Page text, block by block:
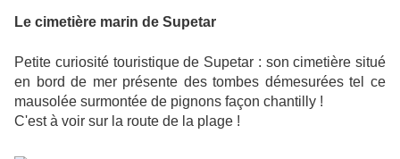
Le cimetière marin de Supetar
Petite curiosité touristique de Supetar : son cimetière situé
en bord de mer présente des tombes démesurées tel ce
mausolée surmontée de pignons façon chantilly !
C'est à voir sur la route de la plage !